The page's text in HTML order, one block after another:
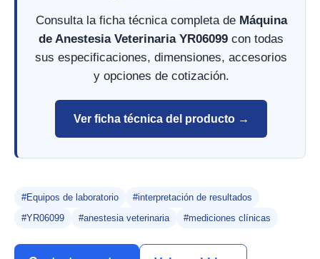
Consulta la ficha técnica completa de Máquina
de Anestesia Veterinaria YR06099 con todas
sus especificaciones, dimensiones, accesorios
y opciones de cotización.
Ver ficha técnica del producto →
#Equipos de laboratorio
#interpretación de resultados
#YR06099
#anestesia veterinaria #mediciones clínicas